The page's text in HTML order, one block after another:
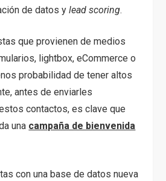
de datos ylead scoring.
que provienen de medios
lightbox, eCommerce o
probabilidad de tener altos
antes de enviarles
contactos, es clave que
una campaña de bienvenida
con una base de datos nueva